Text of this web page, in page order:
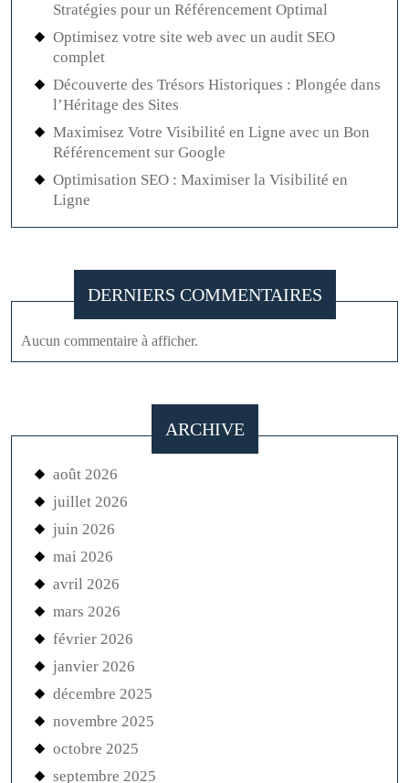
Stratégies pour un Référencement Optimal
Optimisez votre site web avec un audit SEO
complet
Découverte des Trésors Historiques : Plongée dans
l’Héritage des Sites
Maximisez Votre Visibilité en Ligne avec un Bon
Référencement sur Google
Optimisation SEO : Maximiser la Visibilité en
Ligne
DERNIERS COMMENTAIRES
Aucun commentaire à afficher.
ARCHIVE
août 2026
juillet 2026
juin 2026
mai 2026
avril 2026
mars 2026
février 2026
janvier 2026
décembre 2025
novembre 2025
octobre 2025
septembre 2025